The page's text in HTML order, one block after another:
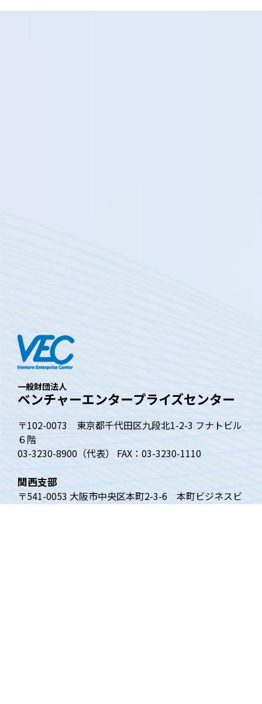
一般財団法人
ベンチャーエンタープライズセンター
〒102-0073 東京都千代田区九段北1-2-3 フナトビル
６階
03-3230-8900（代表） FAX：03-3230-1110
関西支部
〒541-0053 大阪市中央区本町2-3-6 本町ビジネスビ